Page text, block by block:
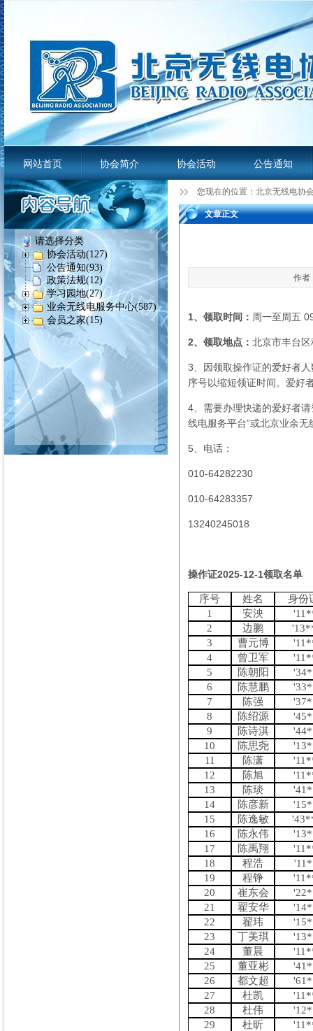
网站首页 协会简介 协会活动 公告通知
业余无线电服务平台
您现在的位置： 北京无线电协
请选择分类
协会活动(127)
公告通知(93)
政策法规(12)
学习园地(27)
业余无线电服务中心(587)
会员之家(15)
文章正文
作
1、领取时间： 周一至周五
2、领取地点： 北京市丰台
3、因领取操作证的爱好者
序号以缩短领证时间。爱好
4、需要办理快递的爱好者
线电服务平台”或北京业余
5、电话：
010-64282230
010-64283357
13240245018
操作证2025-12-1领取名单
序号 姓名
身份
1
安泱
2
边鹏
3
曹元博
4
曾卫军
5
陈朝阳
6
陈慧鹏
7
陈强
8
陈绍源
9
陈诗淇
10
陈思尧
11
陈潇
12
陈旭
13
陈琰
14
陈彦新
15
陈逸敏
16
陈永伟
17
陈禹翔
18
程浩
19
程铮
20
崔东会
21
翟安华
22
翟玮
23
丁美琪
24
董晨
25
董亚彬
26
都文超
27
杜凯
28
杜伟
29
杜昕